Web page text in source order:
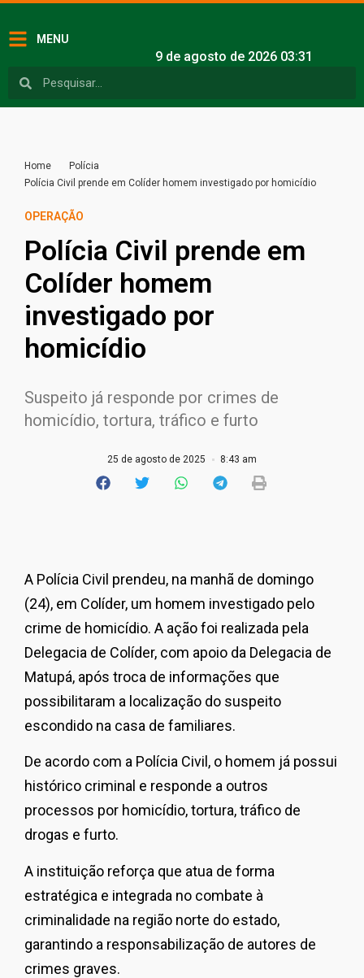
MENU
9 de agosto de 2026 03:31
Home
Polícia
Polícia Civil prende em Colíder homem investigado por homicídio
OPERAÇÃO
Polícia Civil prende em
Colíder homem
investigado por
homicídio
Suspeito já responde por crimes de
homicídio, tortura, tráfico e furto
25 de agosto de 2025 8:43 am
A Polícia Civil prendeu, na manhã de domingo
(24), em Colíder, um homem investigado pelo
crime de homicídio. A ação foi realizada pela
Delegacia de Colíder, com apoio da Delegacia de
Matupá, após troca de informações que
possibilitaram a localização do suspeito
escondido na casa de familiares.
De acordo com a Polícia Civil, o homem já possui
histórico criminal e responde a outros
processos por homicídio, tortura, tráfico de
drogas e furto.
A instituição reforça que atua de forma
estratégica e integrada no combate à
criminalidade na região norte do estado,
garantindo a responsabilização de autores de
crimes graves.